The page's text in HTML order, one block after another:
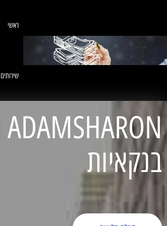
ראשי
שירותים
בנקאיות